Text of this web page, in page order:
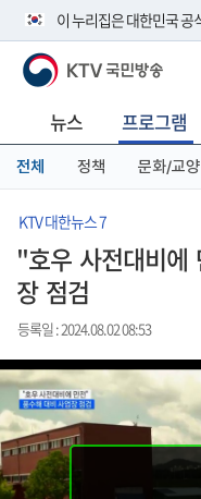
이 누리집은 대한민국
공식 누리집 주소 확인하기
니다.
이밖에 or.kr 또는 .kr등 다
서 도메인 주소를 확인해
KTV 국민방송
뉴스 프로그램
전체 정책 문화/교양
KTV 대한뉴스 7
"호우 사전대비에
장 점검
등록일 : 2024.08.02 08:53